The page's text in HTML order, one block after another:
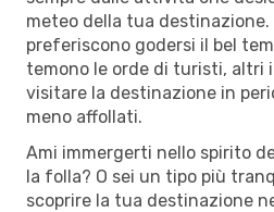
meteo della tua
preferiscono godersi il bel
temono le orde di turisti, altri
visitare la destinazione in
meno affollati.
Ami immergerti nello spirito
la folla? O sei un tipo più
scoprire la tua destinazione